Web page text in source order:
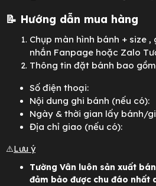
📝 Hướng dẫn mua hàng
Chụp màn hình bánh + size ,
nhắn Fanpage hoặc Zalo
Thông tin đặt bánh bao
Số điện thoại:
Nội dung ghi bánh (nếu có):
Ngày & thời gian lấy bánh/
Địa chỉ giao (nếu có):
⚠️Lưu ý
Tường Vân luôn sản xuất
đảm bảo được chu đáo nhất